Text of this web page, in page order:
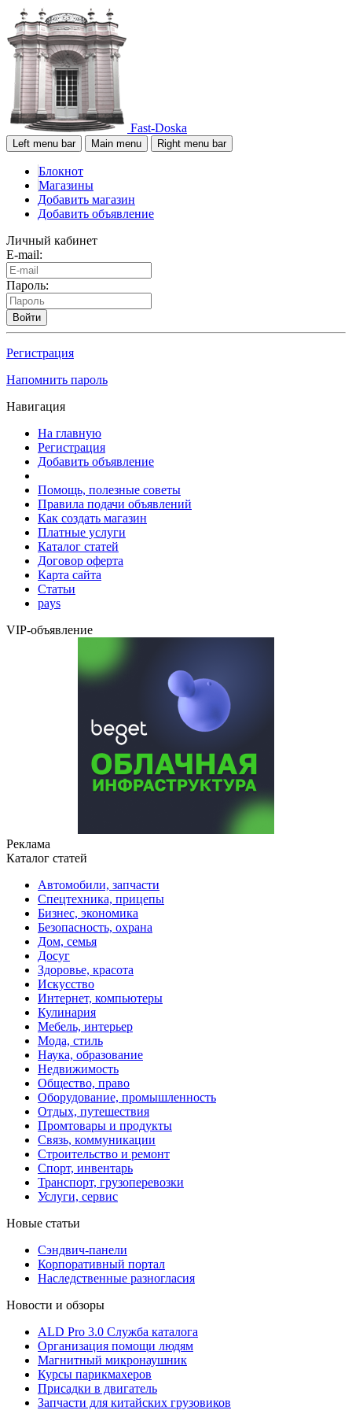
Fast-Doska
Left menu bar Main menu Right menu bar
Блокнот
Магазины
Добавить магазин
Добавить объявление
Личный кабинет
E-mail:
Пароль:
Войти
Регистрация
Напомнить пароль
Навигация
На главную
Регистрация
Добавить объявление
Помощь, полезные советы
Правила подачи объявлений
Как создать магазин
Платные услуги
Каталог статей
Договор оферта
Карта сайта
Статьи
pays
VIP-объявление
Реклама
Каталог статей
Автомобили, запчасти
Спецтехника, прицепы
Бизнес, экономика
Безопасность, охрана
Дом, семья
Досуг
Здоровье, красота
Искусство
Интернет, компьютеры
Кулинария
Мебель, интерьер
Мода, стиль
Наука, образование
Недвижимость
Общество, право
Оборудование, промышленность
Отдых, путешествия
Промтовары и продукты
Связь, коммуникации
Строительство и ремонт
Cпорт, инвентарь
Транспорт, грузоперевозки
Услуги, сервис
Новые статьи
Сэндвич-панели
Корпоративный портал
Наследственные разногласия
Новости и обзоры
ALD Pro 3.0 Служба каталога
Организация помощи людям
Магнитный микронаушник
Курсы парикмахеров
Присадки в двигатель
Запчасти для китайских грузовиков